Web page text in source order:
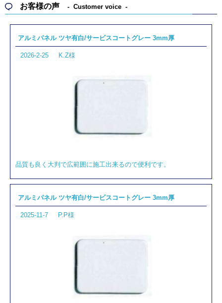
お客様の声 Customer voice
アルミパネル ツヤ有白/サービスコートグレー 3mm厚
2026-2-25 K.Z様
品質も良く大判で広範囲に施工出来るので便利です。
アルミパネル ツヤ有白/サービスコートグレー 3mm厚
2025-11-7 P.P様